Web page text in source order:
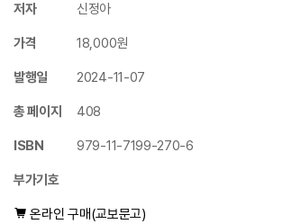
저자 신정아
가격 18,000원
발행일 2024-11-07
총 페이지 408
ISBN 979-11-7199-270-6
부가기호
온라인 구매(교보문고)